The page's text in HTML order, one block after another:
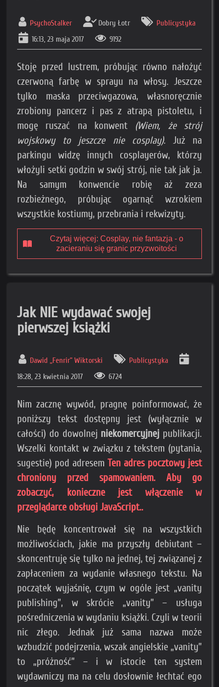
PsychoStalker Dobry Łotr
Publicystyka
16:13, 23 maja 2017
9192
Stoję przed lustrem, próbując równo nałożyć
czerwoną farbę w sprayu na włosy. Jeszcze
tylko maska przeciwgazowa, własnoręcznie
zrobiony pancerz i pas z atrapą pistoletu, i
mogę ruszać na konwent (Wiem, że strój
wojskowy to jeszcze nie cosplay). Już na
parkingu widzę innych cosplayerów, którzy
włożyli setki godzin w swój strój, nie tak jak ja.
Na samym konwencie robię aż zeza
rozbieżnego, próbując ogarnąć wzrokiem
wszystkie kostiumy, przebrania i rekwizyty.
Czytaj więcej: Cosplay, nie fantazja - o
zacieraniu się granic przyzwoitości
Jak NIE wydawać swojej
pierwszej książki
Dawid „Fenrir” Wiktorski
Publicystyka
18:28, 23 kwietnia 2017
6724
Nim zacznę wywód, pragnę poinformować, że
poniższy tekst dostępny jest (wyłącznie w
całości) do dowolnej niekomercyjnej publikacji.
Wszelki kontakt w związku z tekstem (pytania,
sugestie) pod adresem Ten adres pocztowy jest
chroniony przed spamowaniem. Aby go
zobaczyć, konieczne jest włączenie w
przeglądarce obsługi JavaScript..
Nie będę koncentrował się na wszystkich
możliwościach, jakie ma przyszły debiutant –
skoncentruję się tylko na jednej, tej związanej z
zapłaceniem za wydanie własnego tekstu. Na
początek wyjaśnię, czym w ogóle jest „vanity
publishing”, w skrócie „vanity” – usługa
pośredniczenia w wydaniu książki. Czyli w teorii
nic złego. Jednak już sama nazwa może
wzbudzić podejrzenia, wszak angielskie „vanity”
to „próżność” – i w istocie ten system
wydawniczy ma na celu dosłownie łechtać ego